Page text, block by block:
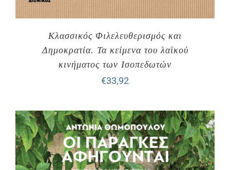
Κλασσικός Φιλελευθερισμός και
Δημοκρατία. Τα κείμενα του λαϊκού
κινήματος των Ισοπεδωτών
€33,92